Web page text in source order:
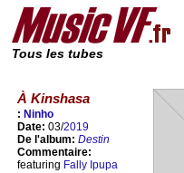
Tous les tubes
À Kinshasa
: Ninho
Date: 03/2019
De l'album: Destin
Commentaire:
featuring Fally Ipupa